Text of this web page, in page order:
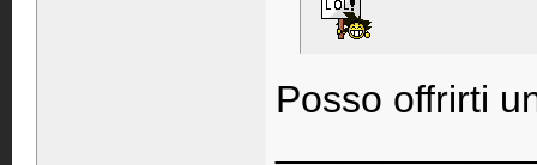
Posso offrirti